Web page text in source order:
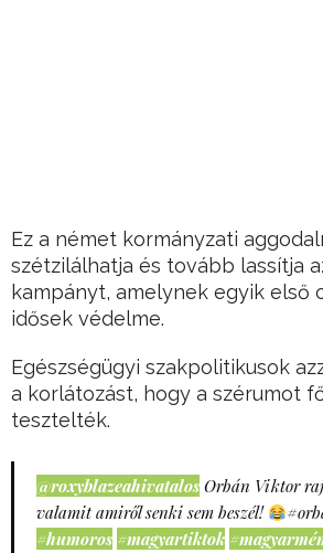
Ez a német kormányzati
szétzilálhatja és tovább lassítja
kampányt, amelynek egyik első
idősek védelme.
Egészségügyi szakpolitikusok
a korlátozást, hogy a szérumot
tesztelték.
@roxyblazeahivatalos Orbán Viktor
valamit amiről senki sem beszél!
#humoros #magyartiktok